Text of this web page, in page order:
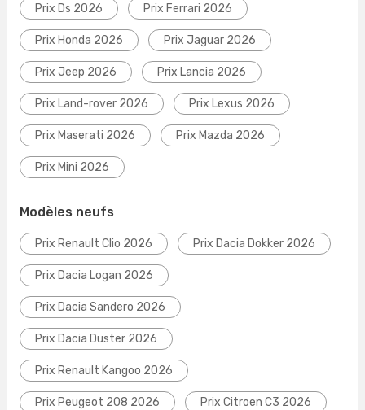
Prix Ds 2026 Prix Ferrari 2026
Prix Honda 2026 Prix Jaguar 2026
Prix Jeep 2026 Prix Lancia 2026
Prix Land-rover 2026 Prix Lexus 2026
Prix Maserati 2026 Prix Mazda 2026
Prix Mini 2026
Modèles neufs
Prix Renault Clio 2026 Prix Dacia Dokker 2026
Prix Dacia Logan 2026
Prix Dacia Sandero 2026
Prix Dacia Duster 2026
Prix Renault Kangoo 2026
Prix Peugeot 208 2026 Prix Citroen C3 2026